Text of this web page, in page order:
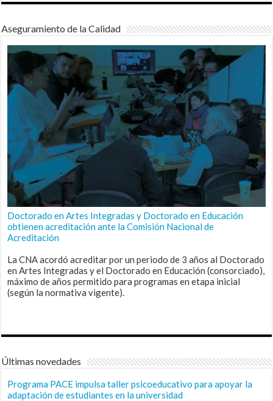
Aseguramiento de la Calidad
Doctorado en Artes Integradas y Doctorado en Educación
obtienen acreditación ante la Comisión Nacional de
Acreditación
La CNA acordó acreditar por un periodo de 3 años al Doctorado
en Artes Integradas y el Doctorado en Educación (consorciado),
máximo de años permitido para programas en etapa inicial
(según la normativa vigente).
Últimas novedades
Programa PACE impulsa taller psicoeducativo para apoyar la
adaptación de estudiantes en la universidad